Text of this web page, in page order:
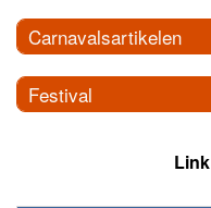
Carnavalsartikelen
Festival